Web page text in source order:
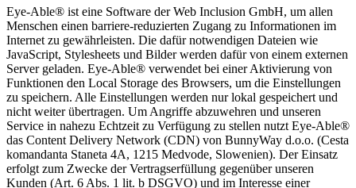
Eye-Able® ist eine Software der Web Inclusion GmbH, um allen
Menschen einen barriere-reduzierten Zugang zu Informationen im
Internet zu gewährleisten. Die dafür notwendigen Dateien wie
JavaScript, Stylesheets und Bilder werden dafür von einem externen
Server geladen. Eye-Able® verwendet bei einer Aktivierung von
Funktionen den Local Storage des Browsers, um die Einstellungen
zu speichern. Alle Einstellungen werden nur lokal gespeichert und
nicht weiter übertragen. Um Angriffe abzuwehren und unseren
Service in nahezu Echtzeit zu Verfügung zu stellen nutzt Eye-Able®
das Content Delivery Network (CDN) von BunnyWay d.o.o. (Cesta
komandanta Staneta 4A, 1215 Medvode, Slowenien). Der Einsatz
erfolgt zum Zwecke der Vertragserfüllung gegenüber unseren
Kunden (Art. 6 Abs. 1 lit. b DSGVO) und im Interesse einer